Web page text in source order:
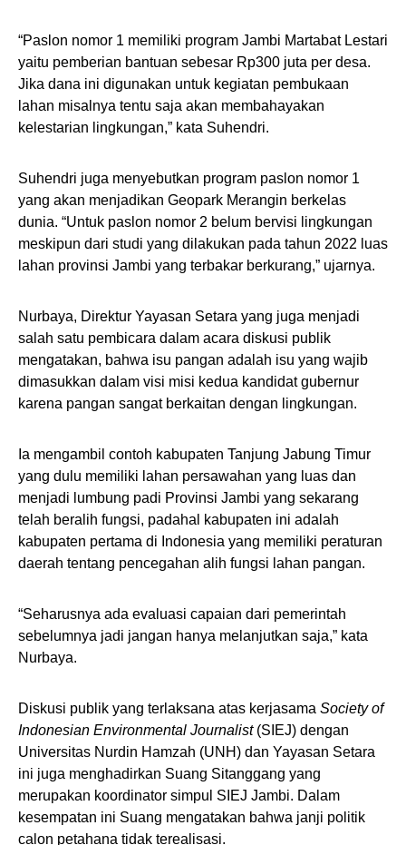
“Paslon nomor 1 memiliki program Jambi Martabat Lestari
yaitu pemberian bantuan sebesar Rp300 juta per desa.
Jika dana ini digunakan untuk kegiatan pembukaan
lahan misalnya tentu saja akan membahayakan
kelestarian lingkungan,” kata Suhendri.
Suhendri juga menyebutkan program paslon nomor 1
yang akan menjadikan Geopark Merangin berkelas
dunia. “Untuk paslon nomor 2 belum bervisi lingkungan
meskipun dari studi yang dilakukan pada tahun 2022 luas
lahan provinsi Jambi yang terbakar berkurang,” ujarnya.
Nurbaya, Direktur Yayasan Setara yang juga menjadi
salah satu pembicara dalam acara diskusi publik
mengatakan, bahwa isu pangan adalah isu yang wajib
dimasukkan dalam visi misi kedua kandidat gubernur
karena pangan sangat berkaitan dengan lingkungan.
Ia mengambil contoh kabupaten Tanjung Jabung Timur
yang dulu memiliki lahan persawahan yang luas dan
menjadi lumbung padi Provinsi Jambi yang sekarang
telah beralih fungsi, padahal kabupaten ini adalah
kabupaten pertama di Indonesia yang memiliki peraturan
daerah tentang pencegahan alih fungsi lahan pangan.
“Seharusnya ada evaluasi capaian dari pemerintah
sebelumnya jadi jangan hanya melanjutkan saja,” kata
Nurbaya.
Diskusi publik yang terlaksana atas kerjasama Society of
Indonesian Environmental Journalist(SIEJ) dengan
Universitas Nurdin Hamzah (UNH) dan Yayasan Setara
ini juga menghadirkan Suang Sitanggang yang
merupakan koordinator simpul SIEJ Jambi. Dalam
kesempatan ini Suang mengatakan bahwa janji politik
calon petahana tidak terealisasi.